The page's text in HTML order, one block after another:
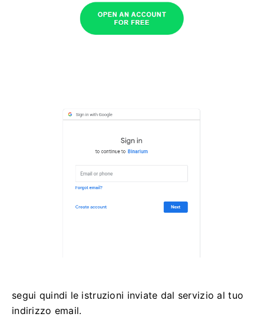
segui quindi le istruzioni inviate dal servizio al tuo
indirizzo email.